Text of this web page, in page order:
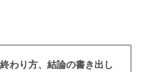
わり方、結論の書き出し